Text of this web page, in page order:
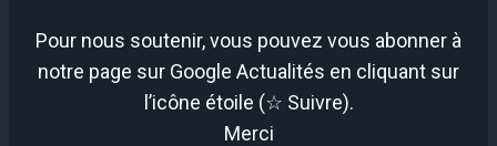
Pour nous soutenir, vous pouvez vous abonner à
notre page sur Google Actualités en cliquant sur
l’icône étoile (☆ Suivre).
Merci